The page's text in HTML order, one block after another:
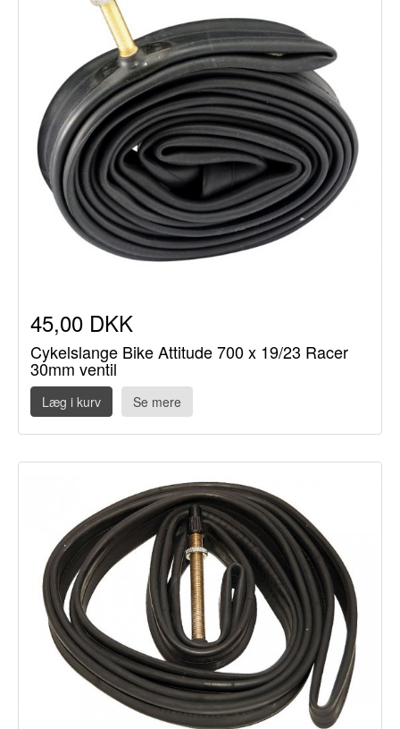
45,00 DKK
Cykelslange Bike Attitude 700 x 19/23 Racer
30mm ventil
Læg i kurv Se mere